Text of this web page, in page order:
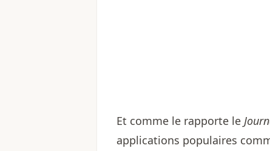
Et comme le rapporte le
applications populaires